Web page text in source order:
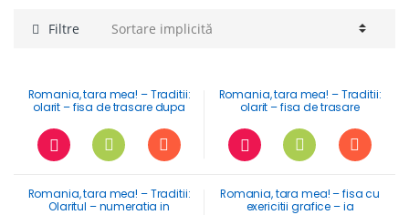
Filtre
Romania, tara mea! – Traditii:
olarit – fisa de trasare dupa
Romania, tara mea! – Traditii:
olarit – fisa de trasare
Romania, tara mea! – Traditii:
Olaritul – numeratia in
Romania, tara mea! – fisa cu
exericitii grafice – ia